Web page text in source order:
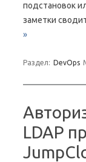
подстановок
заметки
»
Раздел: DevOps
LDAP